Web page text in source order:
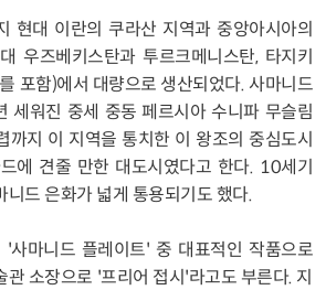
현대 이란의 쿠라산 지역과 중앙아시아의
우즈베키스탄과 투르크메니스탄, 타지키
포함)에서 대량으로 생산되었다. 사마니드
세워진 중세 중동 페르시아 수니파 무슬림
까지 이 지역을 통치한 이 왕조의 중심도시
에 견줄 만한 대도시였다고 한다. 10세기
니드 은화가 넓게 통용되기도 했다.
사마니드 플레이트' 중 대표적인 작품으로
소장으로 '프리어 접시'라고도 부른다. 지